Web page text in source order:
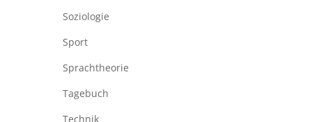
Soziologie
Sport
Sprachtheorie
Tagebuch
Technik